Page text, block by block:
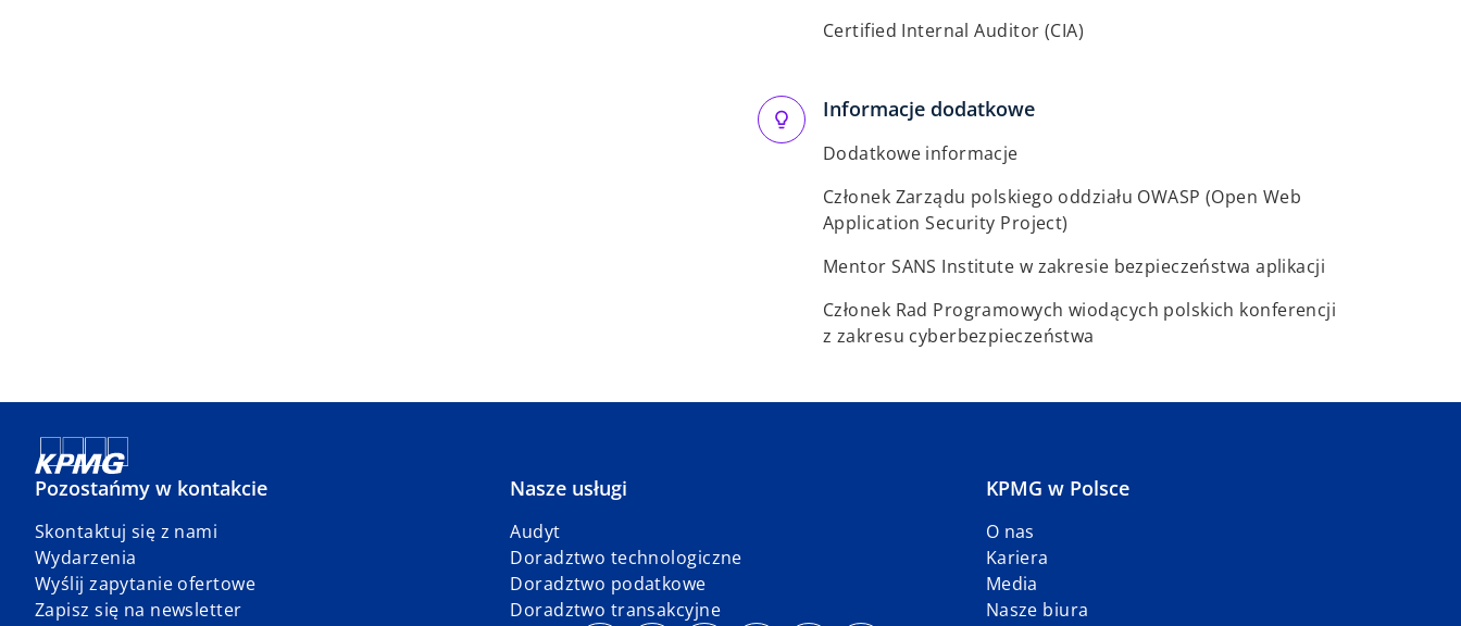
Certified Internal Auditor (CIA)
Informacje dodatkowe
Dodatkowe informacje
Członek Zarządu polskiego oddziału OWASP (Open Web
Application Security Project)
Mentor SANS Institute w zakresie bezpieczeństwa aplikacji
Członek Rad Programowych wiodących polskich konferencji
z zakresu cyberbezpieczeństwa
Pozostańmy w kontakcie
Skontaktuj się z nami
Wydarzenia
Wyślij zapytanie ofertowe
Zapisz się na newsletter
Nasze usługi
Audyt
Doradztwo technologiczne
Doradztwo podatkowe
Doradztwo transakcyjne
KPMG w Polsce
O nas
Kariera
Media
Nasze biura